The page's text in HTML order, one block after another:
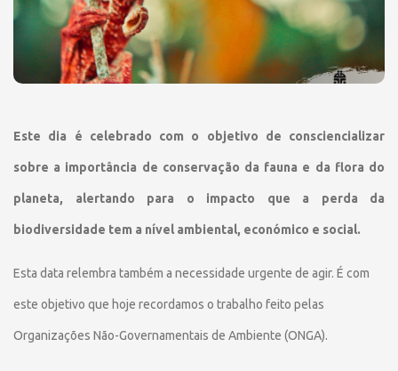
Este dia é celebrado com o objetivo de consciencializar
sobre a importância de conservação da fauna e da flora do
planeta, alertando para o impacto que a perda da
biodiversidade tem a nível ambiental, económico e social.
Esta data relembra também a necessidade urgente de agir. É com
este objetivo que hoje recordamos o trabalho feito pelas
Organizações Não-Governamentais de Ambiente (ONGA).